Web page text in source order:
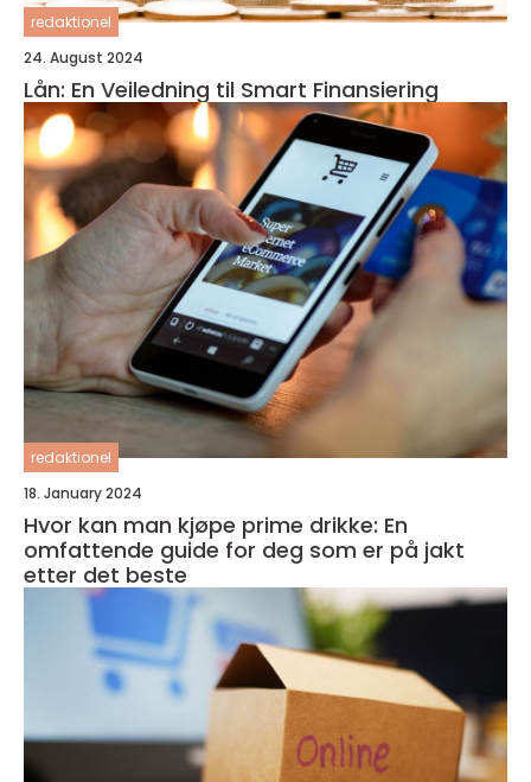
redaktionel
24. August 2024
Lån: En Veiledning til Smart Finansiering
redaktionel
18. January 2024
Hvor kan man kjøpe prime drikke: En
omfattende guide for deg som er på jakt
etter det beste